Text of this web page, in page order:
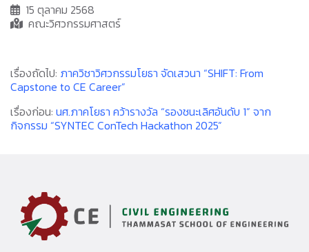
15 ตุลาคม 2568
คณะวิศวกรรมศาสตร์
เรื่องถัดไป: ภาควิชาวิศวกรรมโยธา จัดเสวนา “SHIFT: From
Capstone to CE Career”
เรื่องก่อน: นศ.ภาคโยธา คว้ารางวัล “รองชนะเลิศอันดับ 1” จาก
กิจกรรม “SYNTEC ConTech Hackathon 2025”